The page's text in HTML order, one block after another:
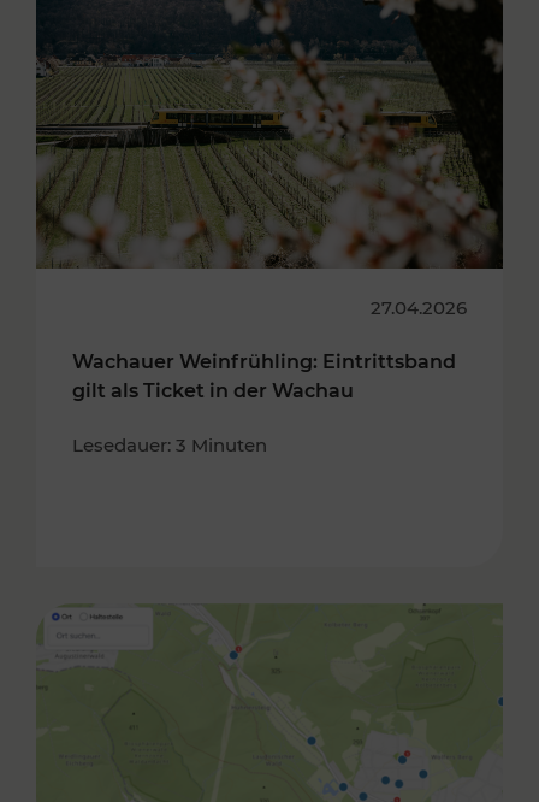
27.04.2026
Wachauer Weinfrühling: Eintrittsband
gilt als Ticket in der Wachau
Lesedauer: 3 Minuten